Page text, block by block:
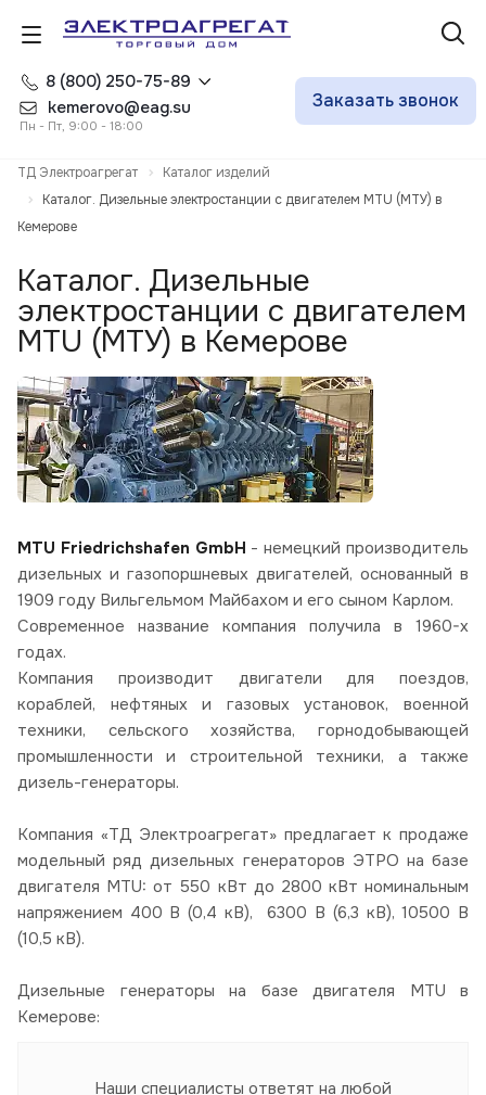
8 (800) 250-75-89
kemerovo@eag.su
Пн - Пт, 9:00 - 18:00
Заказать звонок
ТД Электроагрегат
Каталог изделий
Каталог. Дизельные электростанции с двигателем MTU (МТУ) в
Кемерове
Каталог. Дизельные
электростанции с двигателем
MTU (МТУ) в Кемерове
MTU Friedrichshafen GmbH - немецкий производитель
дизельных и газопоршневых двигателей, основанный в
1909 году Вильгельмом Майбахом и его сыном Карлом.
Современное название компания получила в 1960-х
годах.
Компания производит двигатели для поездов,
кораблей, нефтяных и газовых установок, военной
техники, сельского хозяйства, горнодобывающей
промышленности и строительной техники, а также
дизель-генераторы.
Компания «ТД Электроагрегат» предлагает к продаже
модельный ряд дизельных генераторов ЭТРО на базе
двигателя MTU: от 550 кВт до 2800 кВт номинальным
напряжением 400 В (0,4 кВ), 6300 В (6,3 кВ), 10500 В
(10,5 кВ).
Дизельные генераторы на базе двигателя MTU в
Кемерове:
Наши специалисты ответят на любой